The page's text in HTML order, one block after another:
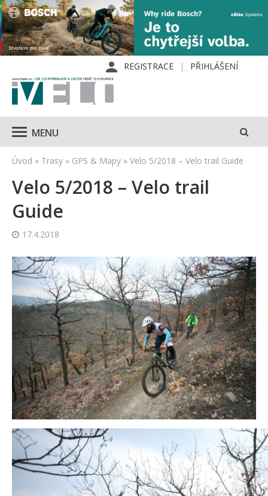
REGISTRACE PŘIHLÁŠENÍ
MENU
Úvod » Trasy » GPS & Mapy » Velo 5/2018 – Velo trail Guide
Velo 5/2018 – Velo trail
Guide
17.4.2018